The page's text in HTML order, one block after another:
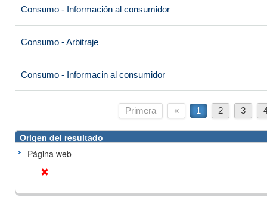
Consumo - Información al consumidor
Consumo - Arbitraje
Consumo - Informacin al consumidor
Primera « 1 2 3
Origen del resultado
Página web